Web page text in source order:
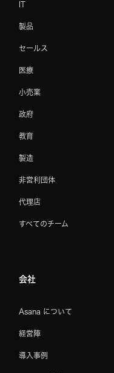
製品
セールス
医療
小売業
政府
教育
製造
非営利団体
代理店
すべてのチーム
会社
Asana について
経営陣
導入事例